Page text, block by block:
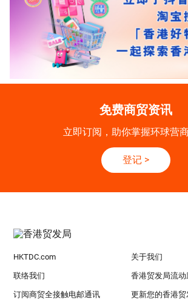
免费商贸资讯
立即订阅，助你掌握环球营
登记 >
HKTDC.com 关于我们
联络我们 香港贸发局流
订阅商贸全接触电邮通讯 更新您的香港